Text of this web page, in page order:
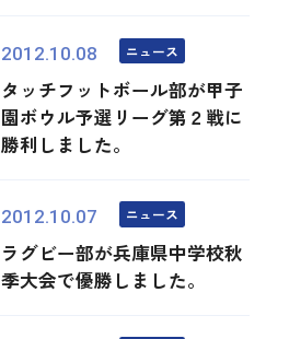
2012.10.08 ニュース
タッチフットボール部が甲子
園ボウル予選リーグ第２戦に
勝利しました。
2012.10.07 ニュース
ラグビー部が兵庫県中学校秋
季大会で優勝しました。